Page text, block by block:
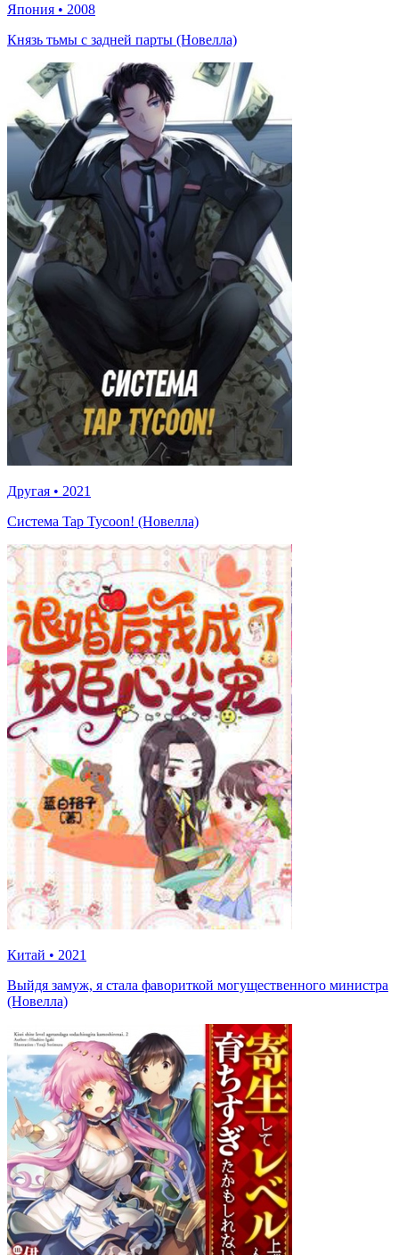
Япония • 2008
Князь тьмы с задней парты (Новелла)
Другая • 2021
Система Tap Tycoon! (Новелла)
Китай • 2021
Выйдя замуж, я стала фавориткой могущественного министра
(Новелла)